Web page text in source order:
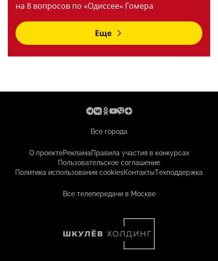
на 8 вопросов по «Одиссее» Гомера
Еще
Все города
О проектеРекламаПравила участия в конкурсах
Пользовательское соглашение
Политика использования cookiesКонтактыТехподдержка
Все телепередачи в Москве